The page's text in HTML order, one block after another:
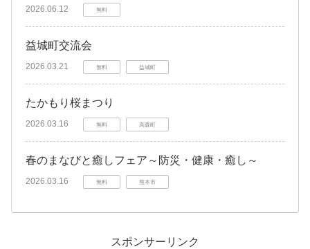
2026.06.12 無料
益城町交流会
2026.03.21 無料 益城町
たかもり桜まつり
2026.03.16 無料 高森町
春のまなびと癒しフェア～防災・健康・癒し～
2026.03.16 無料 熊本市
スポンサーリンク